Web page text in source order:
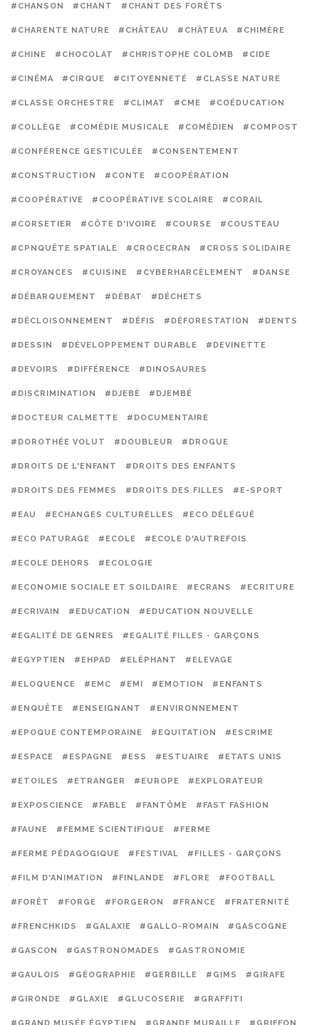
#CHANSON #CHANT #CHANT DES FORÊTS
#CHARENTE NATURE #CHÂTEAU #CHÂTEUA #CHIMÈRE
#CHINE #CHOCOLAT #CHRISTOPHE COLOMB #CIDE
#CINÉMA #CIRQUE #CITOYENNETÉ #CLASSE NATURE
#CLASSE ORCHESTRE #CLIMAT #CME #COÉDUCATION
#COLLÈGE #COMÉDIE MUSICALE #COMÉDIEN #COMPOST
#CONFÉRENCE GESTICULÉE #CONSENTEMENT
#CONSTRUCTION #CONTE #COOPÉRATION
#COOPÉRATIVE #COOPÉRATIVE SCOLAIRE #CORAIL
#CORSETIER #CÔTE D'IVOIRE #COURSE #COUSTEAU
#CPNQUÊTE SPATIALE #CROCECRAN #CROSS SOLIDAIRE
#CROYANCES #CUISINE #CYBERHARCÈLEMENT #DANSE
#DÉBARQUEMENT #DÉBAT #DÉCHETS
#DÉCLOISONNEMENT #DÉFIS #DÉFORESTATION #DENTS
#DESSIN #DÉVELOPPEMENT DURABLE #DEVINETTE
#DEVOIRS #DIFFÉRENCE #DINOSAURES
#DISCRIMINATION #DJEBÉ #DJEMBÉ
#DOCTEUR CALMETTE #DOCUMENTAIRE
#DOROTHÉE VOLUT #DOUBLEUR #DROGUE
#DROITS DE L'ENFANT #DROITS DES ENFANTS
#DROITS DES FEMMES #DROITS DES FILLES #E-SPORT
#EAU #ECHANGES CULTURELLES #ECO DÉLÉGUÉ
#ECO PATURAGE #ECOLE #ECOLE D'AUTREFOIS
#ECOLE DEHORS #ECOLOGIE
#ECONOMIE SOCIALE ET SOILDAIRE #ECRANS #ECRITURE
#ECRIVAIN #EDUCATION #EDUCATION NOUVELLE
#EGALITÉ DE GENRES #EGALITÉ FILLES - GARÇONS
#EGYPTIEN #EHPAD #ELÉPHANT #ELEVAGE
#ELOQUENCE #EMC #EMI #EMOTION #ENFANTS
#ENQUÊTE #ENSEIGNANT #ENVIRONNEMENT
#EPOQUE CONTEMPORAINE #EQUITATION #ESCRIME
#ESPACE #ESPAGNE #ESS #ESTUAIRE #ETATS UNIS
#ETOILES #ETRANGER #EUROPE #EXPLORATEUR
#EXPOSCIENCE #FABLE #FANTÔME #FAST FASHION
#FAUNE #FEMME SCIENTIFIQUE #FERME
#FERME PÉDAGOGIQUE #FESTIVAL #FILLES - GARÇONS
#FILM D'ANIMATION #FINLANDE #FLORE #FOOTBALL
#FORÊT #FORGE #FORGERON #FRANCE #FRATERNITÉ
#FRENCHKIDS #GALAXIE #GALLO-ROMAIN #GASCOGNE
#GASCON #GASTRONOMADES #GASTRONOMIE
#GAULOIS #GÉOGRAPHIE #GERBILLE #GIMS #GIRAFE
#GIRONDE #GLAXIE #GLUCOSERIE #GRAFFITI